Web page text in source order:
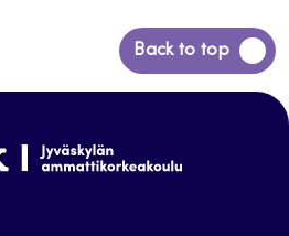
Back to top
Siirry
takaisin